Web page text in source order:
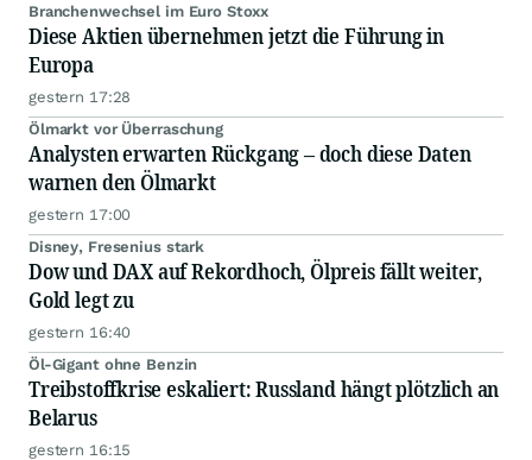
Branchenwechsel im Euro Stoxx
Diese Aktien übernehmen jetzt die Führung in
Europa
gestern 17:28
Ölmarkt vor Überraschung
Analysten erwarten Rückgang – doch diese Daten
warnen den Ölmarkt
gestern 17:00
Disney, Fresenius stark
Dow und DAX auf Rekordhoch, Ölpreis fällt weiter,
Gold legt zu
gestern 16:40
Öl-Gigant ohne Benzin
Treibstoffkrise eskaliert: Russland hängt plötzlich an
Belarus
gestern 16:15